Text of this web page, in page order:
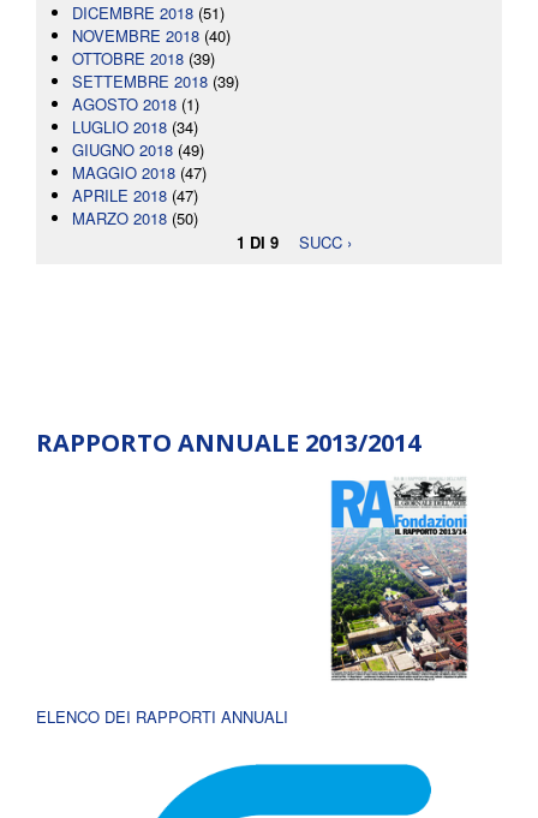
DICEMBRE 2018 (51)
NOVEMBRE 2018 (40)
OTTOBRE 2018 (39)
SETTEMBRE 2018 (39)
AGOSTO 2018 (1)
LUGLIO 2018 (34)
GIUGNO 2018 (49)
MAGGIO 2018 (47)
APRILE 2018 (47)
MARZO 2018 (50)
1 DI 9
SUCC ›
RAPPORTO ANNUALE 2013/2014
ELENCO DEI RAPPORTI ANNUALI